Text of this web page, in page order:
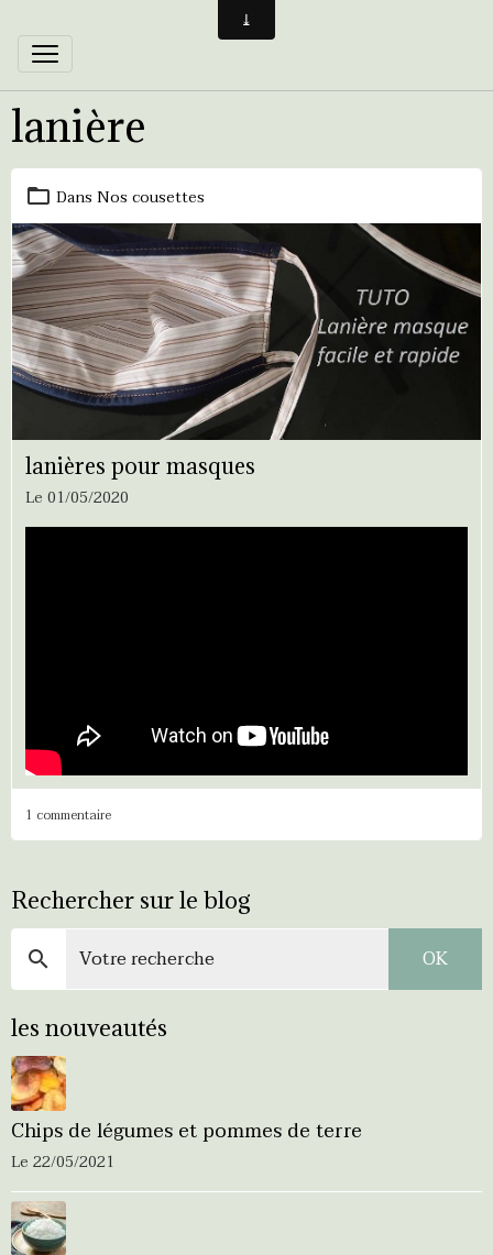
lanière
Dans Nos cousettes
lanières pour masques
Le 01/05/2020
1 commentaire
Rechercher sur le blog
OK
les nouveautés
Chips de légumes et pommes de terre
Le 22/05/2021